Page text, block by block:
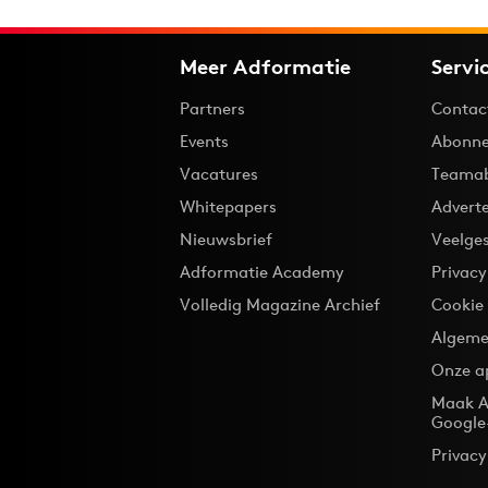
Meer Adformatie
Partners
Events
Vacatures
Whitepapers
Nieuwsbrief
Adformatie Academy
Volledig Magazine Archief
Onze
Maak